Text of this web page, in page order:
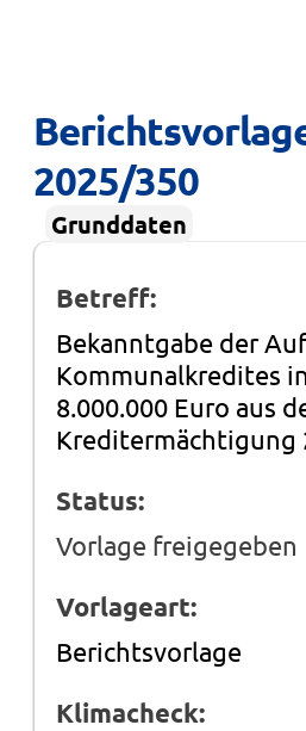
2025/350
Grunddaten
Betreff:
Bekanntgabe der
Kommunalkredites
8.000.000 Euro aus
Kreditermächtigung
Status:
Vorlage freigegeben
Vorlageart:
Berichtsvorlage
Klimacheck: